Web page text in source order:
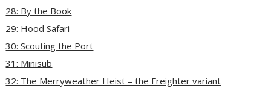
28: By the Book
29: Hood Safari
30: Scouting the Port
31: Minisub
32: The Merryweather Heist – the Freighter variant